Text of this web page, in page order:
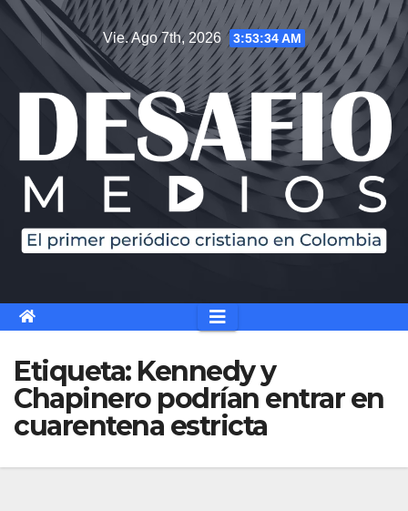
Saltar
contenido
Vie. Ago 7th, 2026 3:53:34 AM
Etiqueta: Kennedy y
Chapinero podrían entrar en
cuarentena estricta